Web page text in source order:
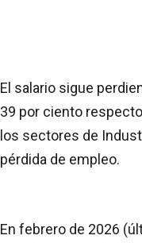
El salario sigue
39 por ciento
los sectores de
pérdida de empleo.
En febrero de 2026